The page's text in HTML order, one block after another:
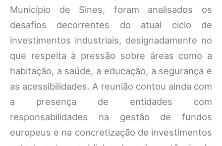
Município de Sines, foram analisados os
desafios decorrentes do atual ciclo de
investimentos industriais, designadamente no
que respeita à pressão sobre áreas como a
habitação, a saúde, a educação, a segurança e
as acessibilidades. A reunião contou ainda com
a presença de entidades com
responsabilidades na gestão de fundos
europeus e na concretização de investimentos